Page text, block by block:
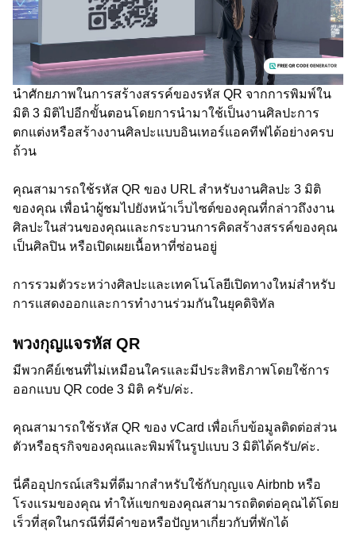
นำศักยภาพในการสร้างสรรค์ของรหัส QR จากการพิมพ์ใน
มิติ 3 มิติไปอีกขั้นตอนโดยการนำมาใช้เป็นงานศิลปะการ
ตกแต่งหรือสร้างงานศิลปะแบบอินเทอร์แอคทีฟได้อย่างครบ
ถ้วน
คุณสามารถใช้รหัส QR ของ URL สำหรับงานศิลปะ 3 มิติ
ของคุณ เพื่อนำผู้ชมไปยังหน้าเว็บไซต์ของคุณที่กล่าวถึงงาน
ศิลปะในส่วนของคุณและกระบวนการคิดสร้างสรรค์ของคุณ
เป็นศิลปิน หรือเปิดเผยเนื้อหาที่ซ่อนอยู่
การรวมตัวระหว่างศิลปะและเทคโนโลยีเปิดทางใหม่สำหรับ
การแสดงออกและการทำงานร่วมกันในยุคดิจิทัล
พวงกุญแจรหัส QR
มีพวกคีย์เชนที่ไม่เหมือนใครและมีประสิทธิภาพโดยใช้การ
ออกแบบ QR code 3 มิติ ครับ/ค่ะ.
คุณสามารถใช้รหัส QR ของ vCard เพื่อเก็บข้อมูลติดต่อส่วน
ตัวหรือธุรกิจของคุณและพิมพ์ในรูปแบบ 3 มิติได้ครับ/ค่ะ.
นี่คืออุปกรณ์เสริมที่ดีมากสำหรับใช้กับกุญแจ Airbnb หรือ
โรงแรมของคุณ ทำให้แขกของคุณสามารถติดต่อคุณได้โดย
เร็วที่สุดในกรณีที่มีคำขอหรือปัญหาเกี่ยวกับที่พักได้